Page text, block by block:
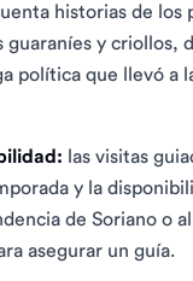
historias de los
guaraníes y criollos,
política que llevó a
las visitas
y la
de Soriano o
asegurar un guía.